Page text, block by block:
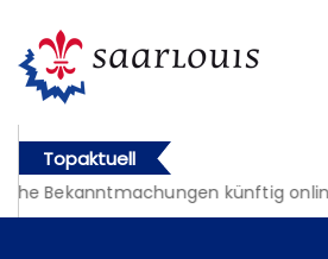
Topaktuell
Bekanntmachungen künftig